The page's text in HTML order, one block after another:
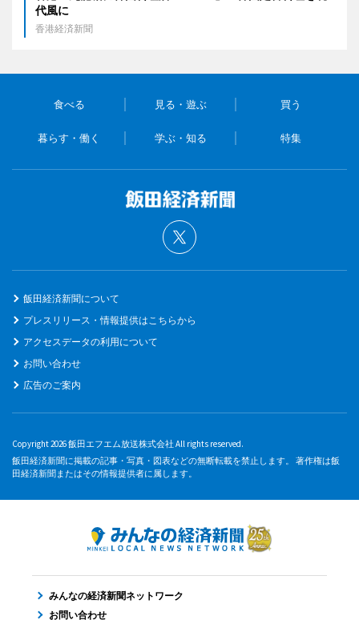
代風に
香港経済新聞
食べる 見る・遊ぶ 買う
暮らす・働く 学ぶ・知る 特集
飯田経済新聞について
プレスリリース・情報提供はこちらから
アクセスデータの利用について
お問い合わせ
広告のご案内
Copyright 2026 飯田エフエム放送株式会社 All rights reserved.
飯田経済新聞に掲載の記事・写真・図表などの無断転載を禁止します。 著作権は飯
田経済新聞またはその情報提供者に属します。
みんなの経済新聞ネットワーク
お問い合わせ